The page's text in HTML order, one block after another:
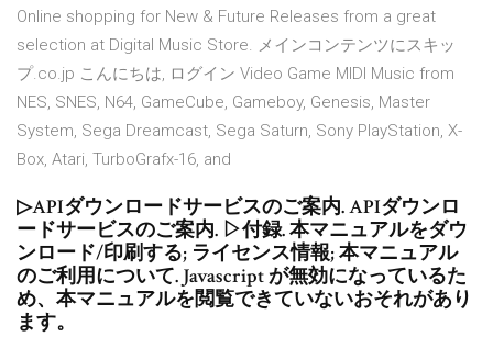
Online shopping for New & Future Releases from a great
selection at Digital Music Store. メインコンテンツにスキッ
プ.co.jp こんにちは, ログイン Video Game MIDI Music from
NES, SNES, N64, GameCube, Gameboy, Genesis, Master
System, Sega Dreamcast, Sega Saturn, Sony PlayStation, X-
Box, Atari, TurboGrafx-16, and
▷APIダウンロードサービスのご案内. APIダウンロ
ードサービスのご案内. ▷付録. 本マニュアルをダウ
ンロード/印刷する; ライセンス情報; 本マニュアル
のご利用について. Javascript が無効になっているた
め、本マニュアルを閲覧できていないおそれがあり
ます。